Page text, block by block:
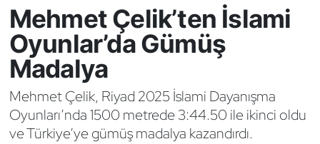
Mehmet Çelik’ten İslami
Oyunlar’da Gümüş
Madalya
Mehmet Çelik, Riyad 2025 İslami Dayanışma
Oyunları’nda 1500 metrede 3:44.50 ile ikinci oldu
ve Türkiye’ye gümüş madalya kazandırdı.
Binicilik
Bisiklet
Bocce Bowling Dart
Boks